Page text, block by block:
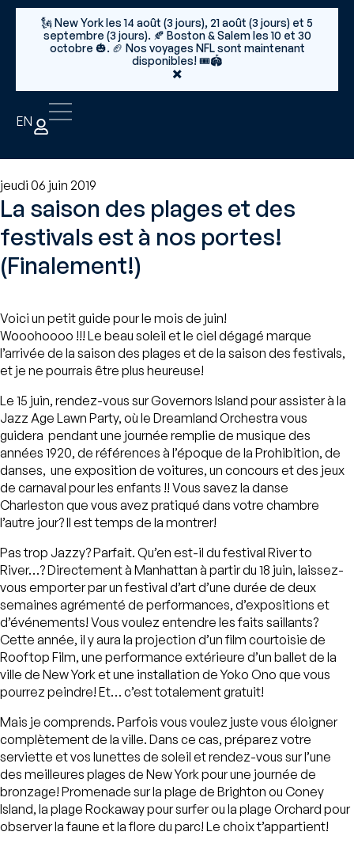
🗽 New York les 14 août (3 jours), 21 août (3 jours) et 5
septembre (3 jours). 🍂 Boston & Salem les 10 et 30
octobre 🎃. 🏈 Nos voyages NFL sont maintenant
disponibles! 🎟️🏟️
×
EN
jeudi 06 juin 2019
La saison des plages et des
festivals est à nos portes!
(Finalement!)
Voici un petit guide pour le mois de juin!
Wooohoooo !!! Le beau soleil et le ciel dégagé marque
l’arrivée de la saison des plages et de la saison des festivals,
et je ne pourrais être plus heureuse!
Le 15 juin, rendez-vous sur Governors Island pour assister à la
Jazz Age Lawn Party, où le Dreamland Orchestra vous
guidera pendant une journée remplie de musique des
années 1920, de références à l’époque de la Prohibition, de
danses, une exposition de voitures, un concours et des jeux
de carnaval pour les enfants !! Vous savez la danse
Charleston que vous avez pratiqué dans votre chambre
l’autre jour? Il est temps de la montrer!
Pas trop Jazzy? Parfait. Qu’en est-il du festival River to
River…? Directement à Manhattan à partir du 18 juin, laissez-
vous emporter par un festival d’art d’une durée de deux
semaines agrémenté de performances, d’expositions et
d’événements! Vous voulez entendre les faits saillants?
Cette année, il y aura la projection d’un film courtoisie de
Rooftop Film, une performance extérieure d’un ballet de la
ville de New York et une installation de Yoko Ono que vous
pourrez peindre! Et… c’est totalement gratuit!
Mais je comprends. Parfois vous voulez juste vous éloigner
complètement de la ville. Dans ce cas, préparez votre
serviette et vos lunettes de soleil et rendez-vous sur l’une
des meilleures plages de New York pour une journée de
bronzage! Promenade sur la plage de Brighton ou Coney
Island, la plage Rockaway pour surfer ou la plage Orchard pour
observer la faune et la flore du parc! Le choix t’appartient!